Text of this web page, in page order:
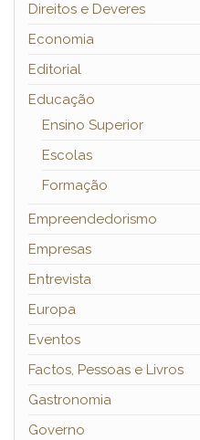
Direitos e Deveres
Economia
Editorial
Educação
Ensino Superior
Escolas
Formação
Empreendedorismo
Empresas
Entrevista
Europa
Eventos
Factos, Pessoas e Livros
Gastronomia
Governo